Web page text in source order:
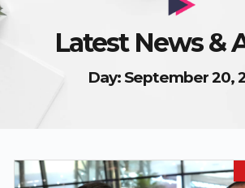
Latest News &
Day: September 20,